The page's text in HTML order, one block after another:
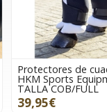
Protectores
Equipment de
negro (par) talla
37,95€